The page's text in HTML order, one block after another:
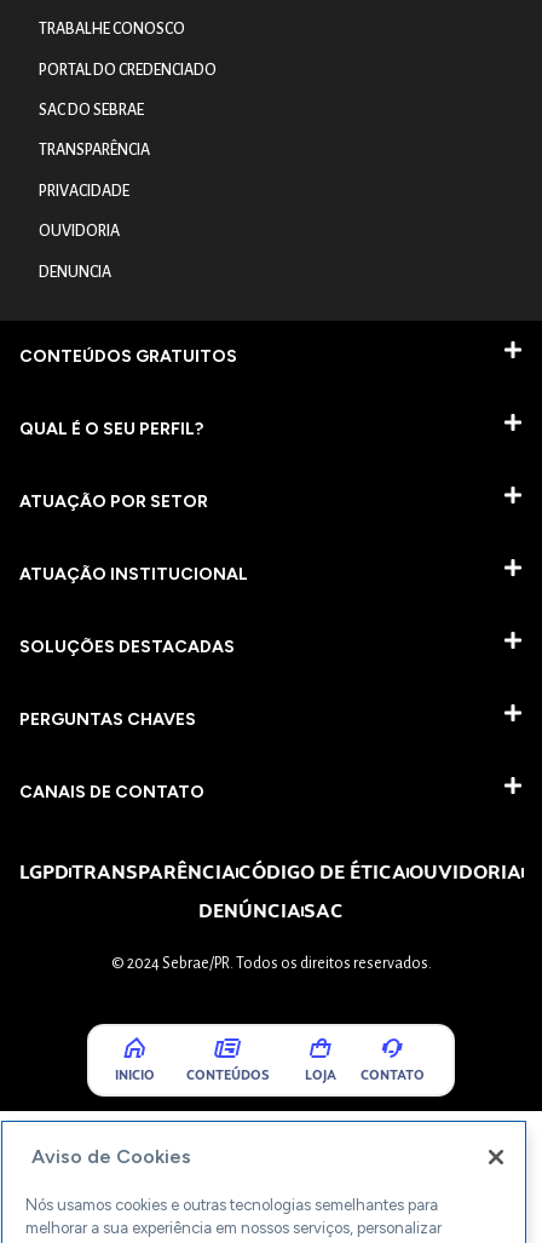
TRABALHE CONOSCO
PORTAL DO CREDENCIADO
SAC DO SEBRAE
TRANSPARÊNCIA
PRIVACIDADE
OUVIDORIA
DENUNCIA
CONTEÚDOS GRATUITOS
QUAL É O SEU PERFIL?
ATUAÇÃO POR SETOR
ATUAÇÃO INSTITUCIONAL
SOLUÇÕES DESTACADAS
PERGUNTAS CHAVES​
CANAIS DE CONTATO
LGPDTRANSPARÊNCIACÓDIGO DE ÉTICAOUVIDORIA
DENÚNCIASAC
© 2024 Sebrae/PR. Todos os direitos reservados.
INICIO CONTEÚDOS LOJA CONTATO
Aviso de Cookies
Nós usamos cookies e outras tecnologias semelhantes para
melhorar a sua experiência em nossos serviços, personalizar